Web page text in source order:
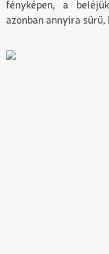
fényképen, a
azonban annyira